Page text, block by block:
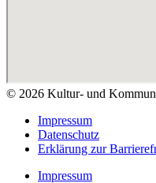
© 2026 Kultur- und
Impressum
Datenschutz
Erklärung zur
Impressum